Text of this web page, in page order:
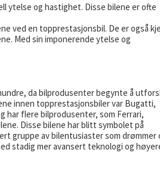
ytelse og hastighet. Disse bilene er ofte
ved en topprestasjonsbil. De er også
Med sin imponerende ytelse og
da bilprodusenter begynte å
innen topprestasjonsbiler var Bugatti,
har flere bilprodusenter, som Ferrari,
Disse bilene har blitt symbolet på
gruppe av bilentusiaster som drømmer
stadig mer avansert teknologi og